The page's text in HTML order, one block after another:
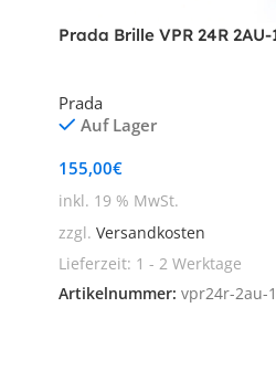
Prada Brille VPR 24R
Prada
Auf Lager
155,00€
inkl. 19 % MwSt.
zzgl. Versandkosten
Lieferzeit: 1 - 2 Werktage
Artikelnummer: vpr24r-2au-